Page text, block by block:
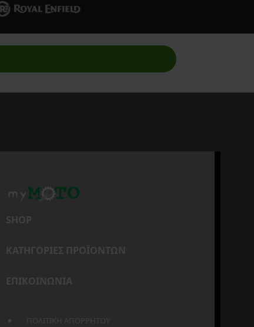
SHOP
ΚΑΤΗΓΟΡΙΕΣ ΠΡΟΪΟΝΤΩΝ
ΕΠΙΚΟΙΝΩΝΙΑ
ΠΟΛΙΤΙΚΗ ΑΠΟΡΡΗΤΟΥ